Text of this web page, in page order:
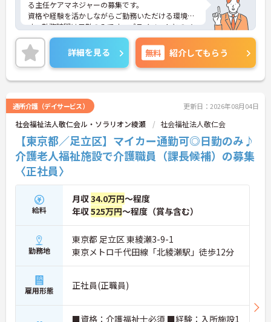
る主任ケアマネジャーの募集です。
資格や経験を活かしながらご勤務いただける環境で
す。勤務時間は日勤のみです。プライベートとのメ
リハリのある働き方が可能です。
ご興味のある方には、面接対策ポイントなど、さら
に詳細をご案内しますのでお気軽にご相談くださ
い！
詳細を見る 無料 紹介してもらう
通所介護（デイサービス） 更新日：2026年08月04日
社会福祉法人敬仁会ル・ソラリオン綾瀬 社会福祉法人敬仁会
【東京都／足立区】マイカー通勤可◎日勤のみ♪
介護老人福祉施設で介護職員（課長候補）の募集
〈正社員〉
給料
月収34.0万円～程度
年収525万円～程度（賞与含む）
勤務地
東京都 足立区 東綾瀬3-9-1
東京メトロ千代田線「北綾瀬駅」徒歩12分
雇用形態 正社員(正職員)
■資格：介護福祉士必須 ■経験：入所施設1